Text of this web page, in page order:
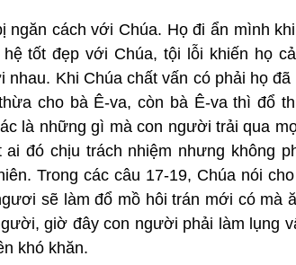
ngăn cách với Chúa. Họ đi ẩn mình
tốt đẹp với Chúa, tội lỗi khiến họ
Khi Chúa chất vấn có phải họ
cho bà Ê-va, còn bà Ê-va thì đổ
là những gì mà con người trải qua
ai đó chịu trách nhiệm nhưng không
Trong các câu 17-19, Chúa nói
sẽ làm đổ mồ hôi trán mới có mà
giờ đây con người phải làm lụng
khó khăn.